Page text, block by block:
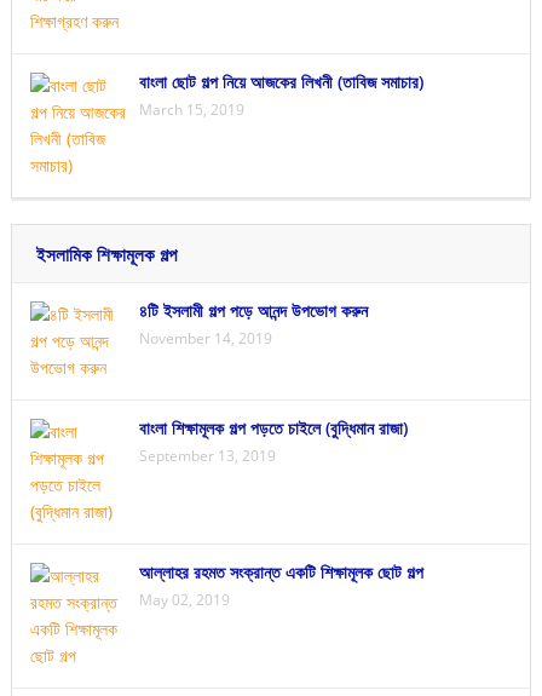
বাংলা ছোট গল্প নিয়ে আজকের লিখনী (তাবিজ সমাচার)
March 15, 2019
ইসলামিক শিক্ষামূলক গল্প
৪টি ইসলামী গল্প পড়ে আনন্দ উপভোগ করুন
November 14, 2019
বাংলা শিক্ষামূলক গল্প পড়তে চাইলে (বুদ্ধিমান রাজা)
September 13, 2019
আল্লাহর রহমত সংক্রান্ত একটি শিক্ষামূলক ছোট গল্প
May 02, 2019